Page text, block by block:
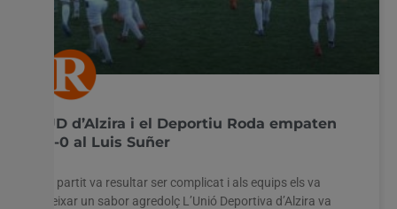
UD d’Alzira i el Deportiu Roda empaten
0-0 al Luis Suñer
El partit va resultar ser complicat i als equips els va
deixar un sabor agredolç L’Unió Deportiva d’Alzira va